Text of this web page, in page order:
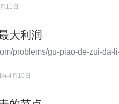
11日
大利润
problems/gu-piao-de-zui-
4月10日